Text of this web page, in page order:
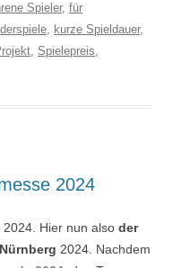
Spieler, für
, kurze Spieldauer,
, Spielepreis,
2024
Hier nun also der
2024. Nachdem